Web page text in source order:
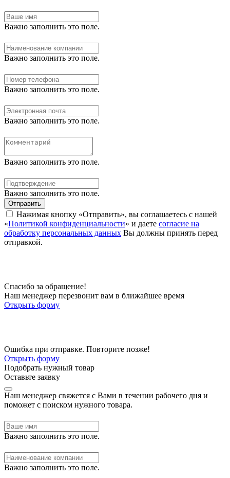
Важно заполнить это поле.
Важно заполнить это поле.
Важно заполнить это поле.
Важно заполнить это поле.
Важно заполнить это поле.
Важно заполнить это поле.
Отправить
Нажимая кнопку «Отправить», вы соглашаетесь с нашей
«Политикой конфиденциальности» и даете согласие на
обработку персональных данных Вы должны принять перед
отправкой.
Спасибо за обращение!
Наш менеджер перезвонит вам в ближайшее время
Открыть форму
Ошибка при отправке. Повторите позже!
Открыть форму
Подобрать нужный товар
Оставьте заявку
Наш менеджер свяжется с Вами в течении рабочего дня и
поможет с поиском нужного товара.
Важно заполнить это поле.
Важно заполнить это поле.